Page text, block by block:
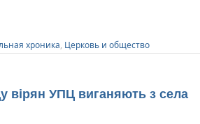
хроника, Церковь и общество
вірян УПЦ виганяють з села